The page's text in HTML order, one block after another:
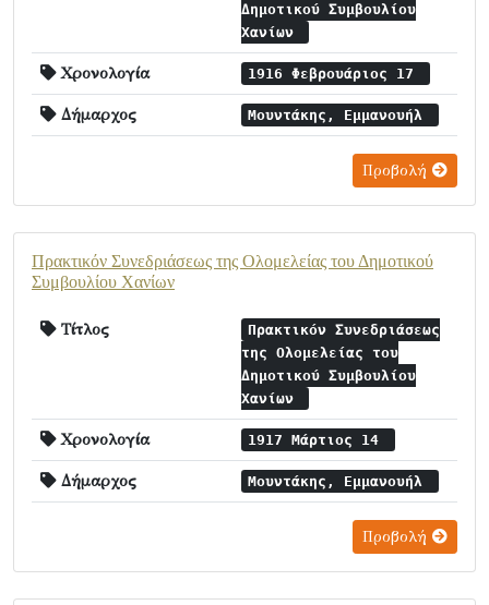
Δημοτικού Συμβουλίου
Χανίων
Χρονολογία 1916 Φεβρουάριος 17
Δήμαρχος Μουντάκης, Εμμανουήλ
Προβολή
Πρακτικόν Συνεδριάσεως της Ολομελείας του Δημοτικού
Συμβουλίου Χανίων
Τίτλος
Πρακτικόν Συνεδριάσεως
της Ολομελείας του
Δημοτικού Συμβουλίου
Χανίων
Χρονολογία 1917 Μάρτιος 14
Δήμαρχος Μουντάκης, Εμμανουήλ
Προβολή